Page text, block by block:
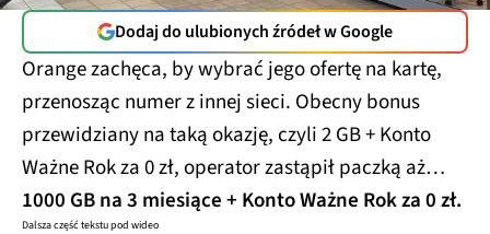
Dodaj do ulubionych źródeł w Google
Orange zachęca, by wybrać jego ofertę na kartę,
przenosząc numer z innej sieci. Obecny bonus
przewidziany na taką okazję, czyli 2 GB + Konto
Ważne Rok za 0 zł, operator zastąpił paczką aż…
1000 GB na 3 miesiące + Konto Ważne Rok za 0 zł.
Dalsza część tekstu pod wideo